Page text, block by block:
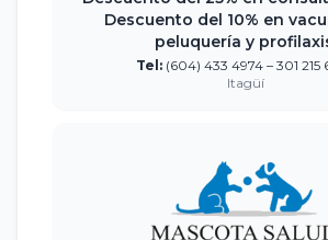
Descuento del 10% en
peluquería y
Tel:(604) 433 4974 – 301 215
Itagüí